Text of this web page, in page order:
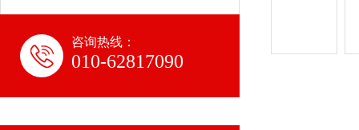
咨询热线：
010-62817090